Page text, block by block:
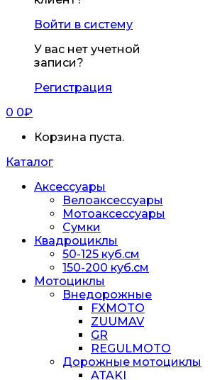
Войти в систему
У вас нет учетной
записи?
Регистрация
0 0₽
Корзина пуста.
Каталог
Аксессуары
Велоаксессуары
Мотоаксессуары
Сумки
Квадроциклы
50-125 куб.см
150-200 куб.см
Мотоциклы
Внедорожные
FXMOTO
ZUUMAV
GR
REGULMOTO
Дорожные мотоциклы
ATAKI